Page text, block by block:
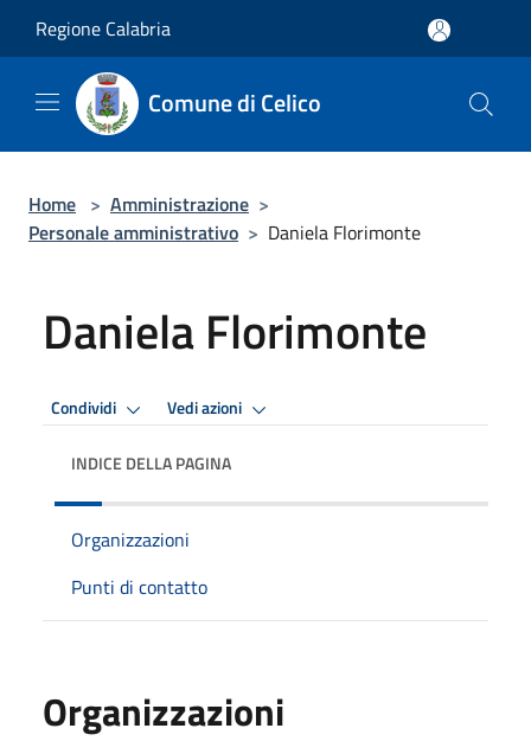
Regione Calabria
Comune di Celico
Home > Amministrazione >
Personale amministrativo > Daniela Florimonte
Daniela Florimonte
Condividi Vedi azioni
INDICE DELLA PAGINA
Organizzazioni
Punti di contatto
Organizzazioni